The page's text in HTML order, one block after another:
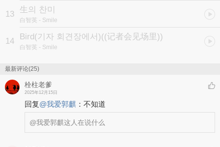
13 生의 찬미
白智英 - Smile
14 Bird(기자 회견장에서)((记者会见场里))
白智英 - Smile
最新评论(25)
栓柱老爹
2025年12月15日
回复@我爱郭麒 ： 不知道
@我爱郭麒这人在说什么